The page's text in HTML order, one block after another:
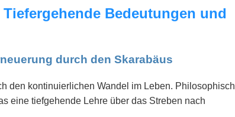
Bedeutungen und
durch den Skarabäus
den kontinuierlichen Wandel im Leben. Philosophisch
eine tiefgehende Lehre über das Streben nach